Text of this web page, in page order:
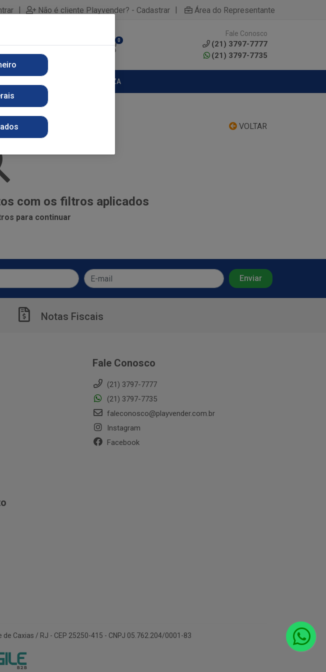
| Não é cliente Playvender? - Cadastrar | Área do Representante
0
Fale Conosco
(21) 3797-7777
(21) 3797-7735
LIMPEZA
VOLTAR
com os filtros aplicados
para continuar
Notas Fiscais
Fale Conosco
(21) 3797-7777
(21) 3797-7735
faleconosco@playvender.com.br
Instagram
Facebook
Caxias / RJ - CEP 25250-415 - CNPJ 05.762.204/0001-83